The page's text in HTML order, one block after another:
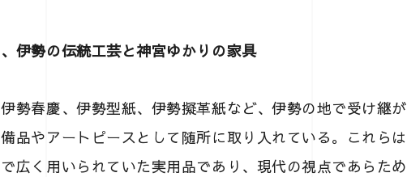
伊勢の伝統工芸と神宮ゆかりの家具
勢春慶、伊勢型紙、伊勢擬革紙など、伊勢の地で受け継が
品やアートピースとして随所に取り入れている。これらは
広く用いられていた実用品であり、現代の視点であらため